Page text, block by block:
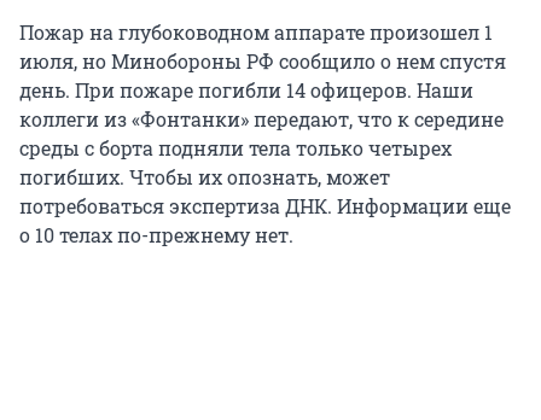
Пожар на глубоководном аппарате произошел 1
июля, но Минобороны РФ сообщило о нем спустя
день. При пожаре погибли 14 офицеров. Наши
коллеги из «Фонтанки» передают, что к середине
среды с борта подняли тела только четырех
погибших. Чтобы их опознать, может
потребоваться экспертиза ДНК. Информации еще
о 10 телах по-прежнему нет.